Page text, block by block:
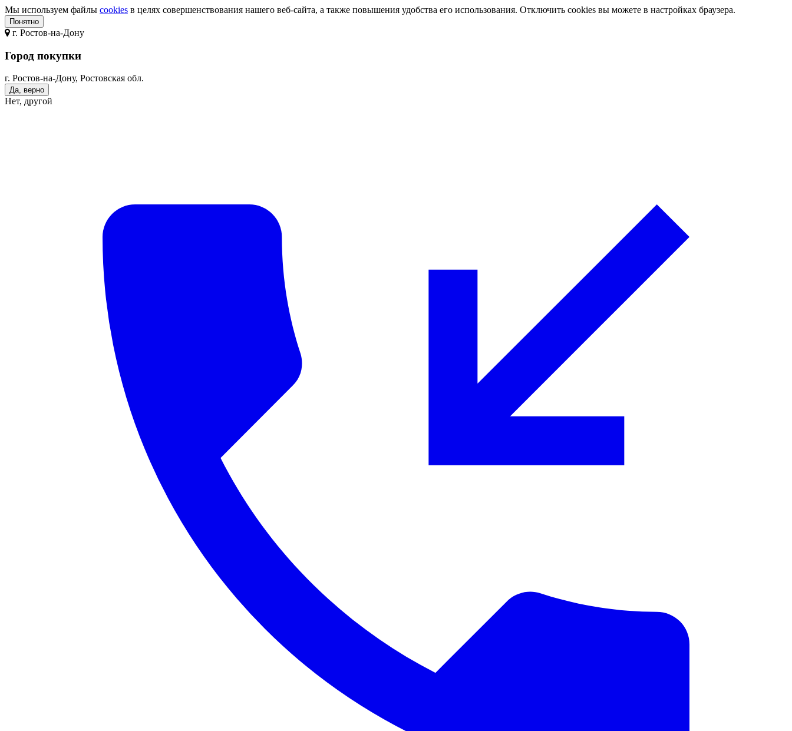
Мы используем файлы cookies в целях совершенствования нашего веб-сайта, а также повышения удобства его использования. Отключить cookies вы можете в настройках браузера.
Понятно
г. Ростов-на-Дону
Город покупки
г. Ростов-на-Дону, Ростовская обл.
Да, верно
Нет, другой